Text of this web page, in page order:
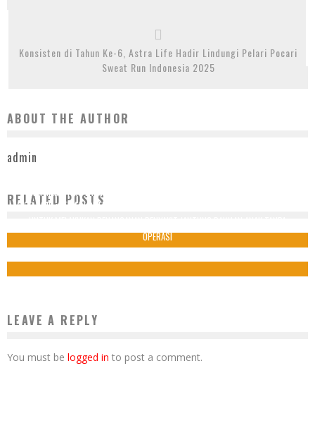
Konsisten di Tahun Ke-6, Astra Life Hadir Lindungi Pelari Pocari
Sweat Run Indonesia 2025
ABOUT THE AUTHOR
admin
RELATED POSTS
“HELI MEDISTRA” LAYANAN BARU RS MEDISTRA : RIDE THE NEW NORMAL WITH
AFCC 2019 : KEMAJUAN TEKNOLOGI DI BIDANG KEDOKTERAN TELAH MEMUNGKINKAN
OPERASI
LEAVE A REPLY
You must be logged in to post a comment.